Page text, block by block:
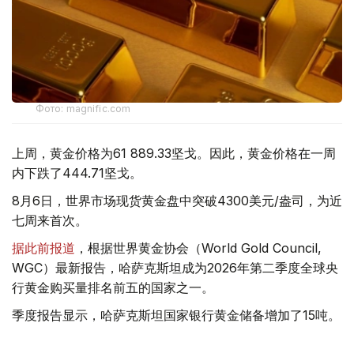
Фото: magnific.com
上周，黄金价格为61 889.33坚戈。因此，黄金价格在一周
内下跌了444.71坚戈。
8月6日，世界市场现货黄金盘中突破4300美元/盎司，为近
七周来首次。
据此前报道 ，根据世界黄金协会（World Gold Council,
WGC）最新报告，哈萨克斯坦成为2026年第二季度全球央
行黄金购买量排名前五的国家之一。
季度报告显示，哈萨克斯坦国家银行黄金储备增加了15吨。